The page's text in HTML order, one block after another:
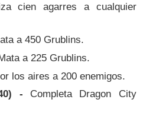
cien agarres a cualquier
a 450 Grublins.
a 225 Grublins.
los aires a 200 enemigos.
- Completa Dragon City